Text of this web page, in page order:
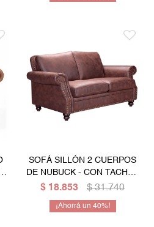
SOFÁ SILLÓN 2 CUERPOS
DE NUBUCK - CON TACHAS
- CHOCOLATE
$ 18.853 $ 31.740
40